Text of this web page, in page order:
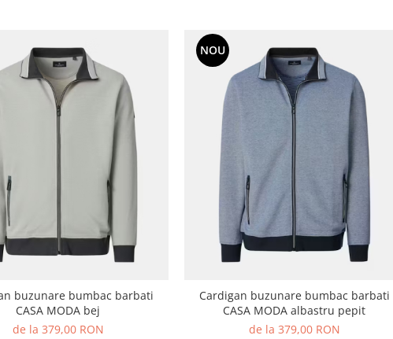
bumbac barbati
CASA MODA bej
de la 379,00 RON
NOU
Cardigan buzunare bumbac barbati
CASA MODA albastru pepit
de la 379,00 RON